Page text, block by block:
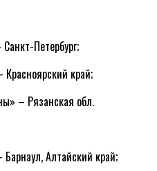
Петербург;
край;
– Рязанская обл.
Алтайский край;